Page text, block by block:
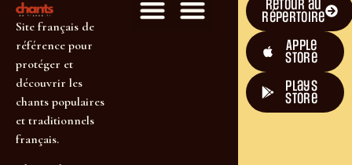
Site français de
référence pour
protéger et
découvrir les
chants populaires
et traditionnels
français.
Retour au
répertoire
Apple
Store
plays
store